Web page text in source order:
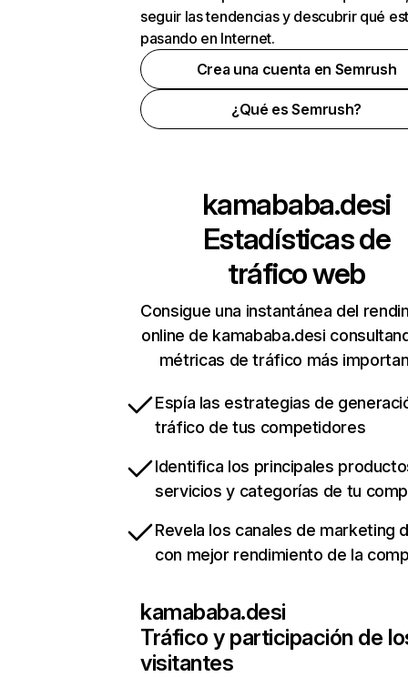
seguir las tendencias y descubrir qué
pasando en Internet.
Crea una cuenta en Semrush
¿Qué es Semrush?
kamababa.desi
Estadísticas de
tráfico web
Consigue una instantánea del
online de kamababa.desi
métricas de tráfico más
Espía las estrategias de
tráfico de tus competidores
Identifica los principales
servicios y categorías de tu
Revela los canales de marketing
con mejor rendimiento de la
kamababa.desi
Tráfico y participación de
visitantes